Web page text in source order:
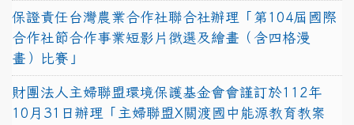
保證責任台灣農業合作社聯合社辦理「第104屆國際
合作社節合作事業短影片徵選及繪畫（含四格漫
畫）比賽」
財團法人主婦聯盟環境保護基金會會謹訂於112年
10月31日辦理「主婦聯盟X關渡國中能源教育教案